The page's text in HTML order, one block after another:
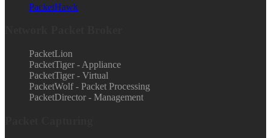
PacketHawk
PacketLion
PacketTiger - Appliance
PacketTiger - Virtual
PacketWolf - Packet Processing
PacketDirector - Management